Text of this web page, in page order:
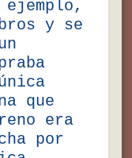
y se
que
era
por